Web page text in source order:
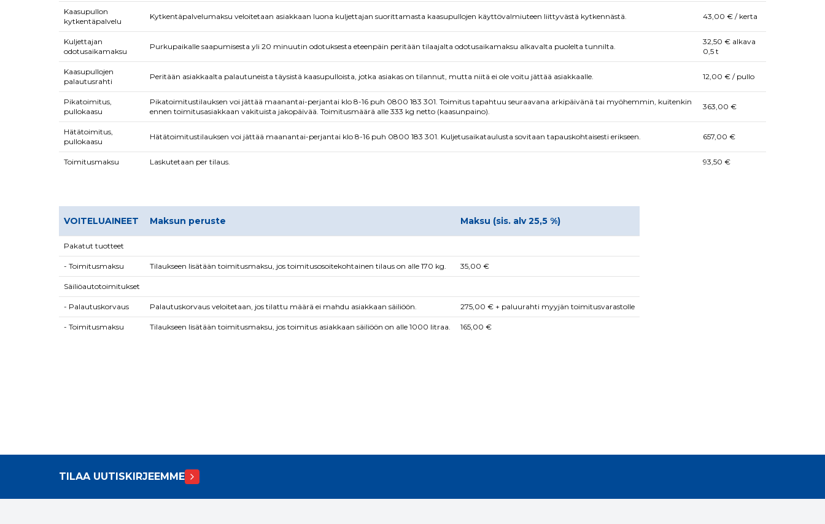
Kaasupullon
kytkentäpalvelu
Kytkentäpalvelumaksu veloitetaan asiakkaan luona kuljettajan suorittamasta kaasupullojen käyttövalmiuteen liittyvästä kytkennästä. 43,00 € / kerta
Kuljettajan
odotusaikamaksu
Purkupaikalle saapumisesta yli 20 minuutin odotuksesta eteenpäin peritään tilaajalta odotusaikamaksu alkavalta puolelta tunnilta.
32,50 € alkava
0,5 t
Kaasupullojen
palautusrahti
Peritään asiakkaalta palautuneista täysistä kaasupulloista, jotka asiakas on tilannut, mutta niitä ei ole voitu jättää asiakkaalle. 12,00 € / pullo
Pikatoimitus,
pullokaasu
Pikatoimitustilauksen voi jättää maanantai-perjantai klo 8-16 puh 0800 183 301. Toimitus tapahtuu seuraavana arkipäivänä tai myöhemmin, kuitenkin
ennen toimitusasiakkaan vakituista jakopäivää. Toimitusmäärä alle 333 kg netto (kaasunpaino).
363,00 €
Hätätoimitus,
pullokaasu
Hätätoimitustilauksen voi jättää maanantai-perjantai klo 8-16 puh 0800 183 301. Kuljetusaikataulusta sovitaan tapauskohtaisesti erikseen. 657,00 €
Toimitusmaksu Laskutetaan per tilaus. 93,50 €
VOITELUAINEET Maksun peruste Maksu (sis. alv 25,5 %)
Pakatut tuotteet
- Toimitusmaksu Tilaukseen lisätään toimitusmaksu, jos toimitusosoitekohtainen tilaus on alle 170 kg. 35,00 €
Säiliöautotoimitukset
- Palautuskorvaus Palautuskorvaus veloitetaan, jos tilattu määrä ei mahdu asiakkaan säiliöön. 275,00 € + paluurahti myyjän toimitusvarastolle
- Toimitusmaksu Tilaukseen lisätään toimitusmaksu, jos toimitus asiakkaan säiliöön on alle 1000 litraa. 165,00 €
TILAA UUTISKIRJEEMME